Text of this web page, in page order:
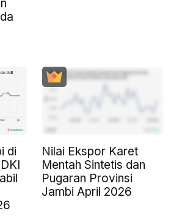
di
Nilai Ekspor Karet
Mentah Sintetis dan
Pugaran Provinsi
Jambi April 2026